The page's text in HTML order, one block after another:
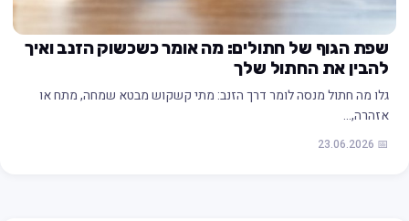
שפת הגוף של חתולים: מה אומר כשכשוק הזנב ואיך
להבין את החתול שלך
גלו מה חתול מנסה לומר דרך הזנב: מתי קשקוש מבטא שמחה, מתח או
אזהרה,…
📅 23.06.2026